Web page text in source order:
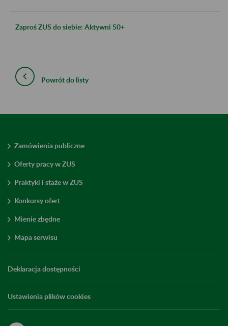
Zaproś ZUS do siebie: Aktywni 50+
Powrót do listy
Zamówienia publiczne
Oferty pracy w ZUS
Praktyki i staże w ZUS
Konkursy ofert
Mienie zbędne
Mapa serwisu
Deklaracja dostępności
Ustawienia plików cookies